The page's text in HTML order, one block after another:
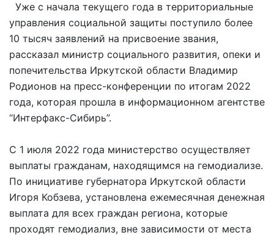
Уже с начала текущего года в территориальные
управления социальной защиты поступило более
10 тысяч заявлений на присвоение звания,
рассказал министр социального развития, опеки и
попечительства Иркутской области Владимир
Родионов на пресс-конференции по итогам 2022
года, которая прошла в информационном агентстве
“Интерфакс-Сибирь”.
С 1 июля 2022 года министерство осуществляет
выплаты гражданам, находящимся на гемодиализе.
По инициативе губернатора Иркутской области
Игоря Кобзева, установлена ежемесячная денежная
выплата для всех граждан региона, которые
проходят гемодиализ, вне зависимости от места